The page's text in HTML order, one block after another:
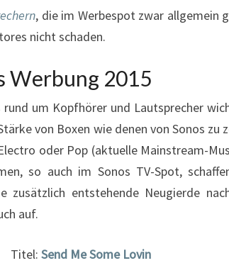
, die im Werbespot zwar allgemein
nicht schaden.
Werbung 2015
rund um Kopfhörer und Lautsprecher
von Boxen wie denen von Sonos zu
oder Pop (aktuelle Mainstream-
so auch im Sonos TV-Spot,
zusätzlich entstehende Neugierde
auf.
Titel: Send Me Some Lovin